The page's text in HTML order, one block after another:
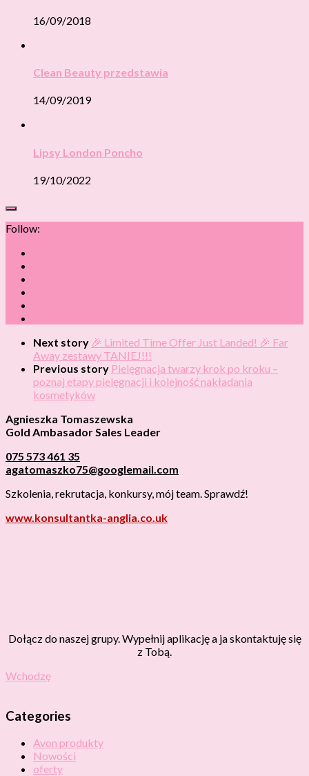
16/09/2018
Clean Beauty przedstawia
14/09/2019
Lipsy London Poncho
19/10/2022
Follow:
Next story 🎉 Limited Time Offer Just Landed! 🎉 Far
Away zestawy TANIEJ!!!
Previous story Pielęgnacja twarzy krok po kroku –
poznaj etapy pielęgnacji i kolejność nakładania
kosmetyków
Agnieszka Tomaszewska
Gold Ambasador Sales Leader
075 573 461 35
agatomaszko75@googlemail.com
Szkolenia, rekrutacja, konkursy, mój team. Sprawdź!
www.konsultantka-anglia.co.uk
Dołącz do naszej grupy. Wypełnij aplikację a ja skontaktuję się
z Tobą.
Wchodzę
Categories
Avon produkty
Nowości
oferty